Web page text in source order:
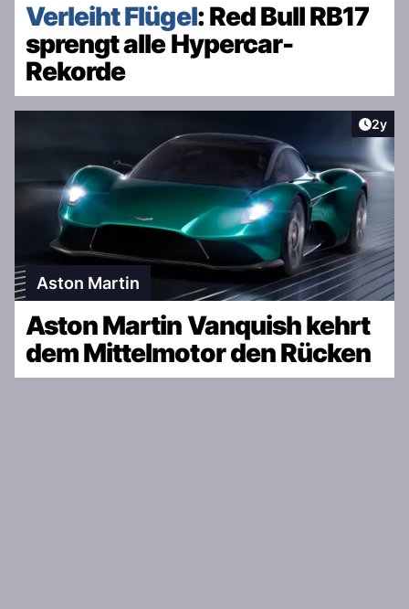
Verleiht Flügel: Red Bull RB17
sprengt alle Hypercar-
Rekorde
2y
Aston Martin
Aston Martin Vanquish kehrt
dem Mittelmotor den Rücken